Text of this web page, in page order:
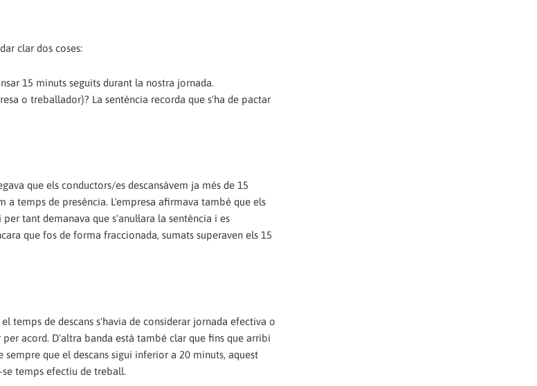
clar dos coses:
15 minuts seguits durant la nostra jornada.
o treballador)? La sentència recorda que s'ha de pactar
que els conductors/es descansàvem ja més de 15
a temps de presència. L'empresa afirmava també que els
tant demanava que s'anul·lara la sentència i es
que fos de forma fraccionada, sumats superaven els 15
temps de descans s'havia de considerar jornada efectiva o
acord. D'altra banda està també clar que fins que arribi
que el descans sigui inferior a 20 minuts, aquest
temps efectiu de treball.